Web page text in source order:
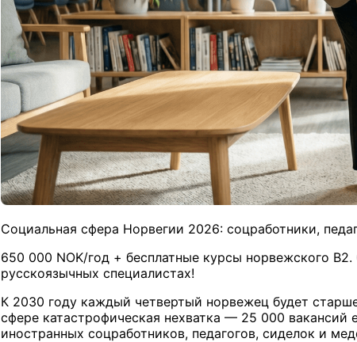
Социальная сфера Норвегии 2026: соцработники,
650 000 NOK/год + бесплатные курсы норвежского
русскоязычных специалистах!
К 2030 году каждый четвертый норвежец будет
сфере катастрофическая нехватка — 25 000
иностранных соцработников, педагогов, сиделок и